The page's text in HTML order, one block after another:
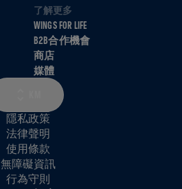
了解更多
WINGS FOR LIFE
B2B合作機會
商店
媒體
隱私政策
法律聲明
使用條款
無障礙資訊
行為守則